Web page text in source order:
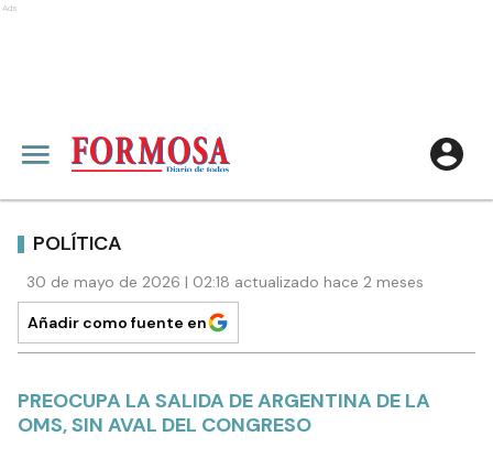
Ads
POLÍTICA
30 de mayo de 2026 | 02:18 actualizado hace 2 meses
Añadir como fuente en
PREOCUPA LA SALIDA DE ARGENTINA DE LA
OMS, SIN AVAL DEL CONGRESO